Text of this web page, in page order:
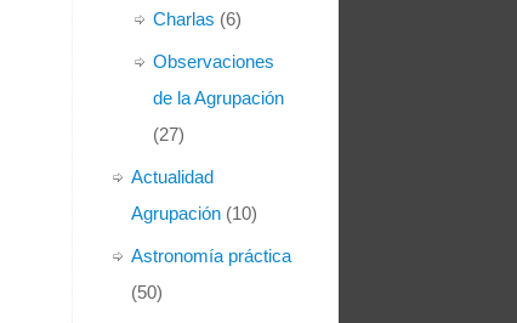
Charlas (6)
Observaciones
de la Agrupación
(27)
Actualidad
Agrupación (10)
Astronomía práctica
(50)